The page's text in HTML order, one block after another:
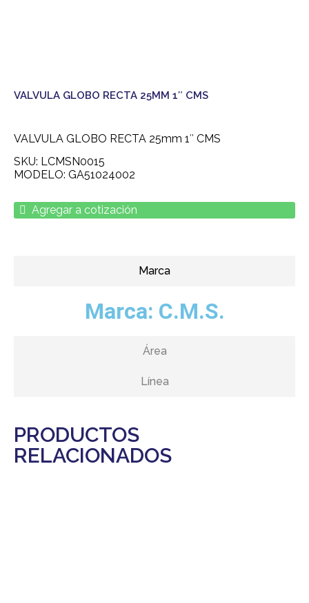
VALVULA GLOBO RECTA 25MM 1″ CMS
VALVULA GLOBO RECTA 25mm 1″ CMS
SKU: LCMSN0015
MODELO: GA51024002
Agregar a cotización
Marca
Marca: C.M.S.
Área
Línea
PRODUCTOS
RELACIONADOS